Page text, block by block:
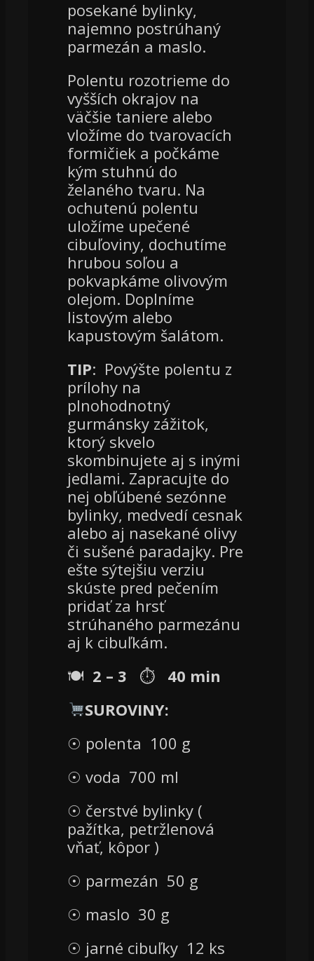
posekané bylinky,
najemno postrúhaný
parmezán a maslo.
Polentu rozotrieme do
vyšších okrajov na
väčšie taniere alebo
vložíme do tvarovacích
formičiek a počkáme
kým stuhnú do
želaného tvaru. Na
ochutenú polentu
uložíme upečené
cibuľoviny, dochutíme
hrubou soľou a
pokvapkáme olivovým
olejom. Doplníme
listovým alebo
kapustovým šalátom.
TIP: Povýšte polentu z
prílohy na
plnohodnotný
gurmánsky zážitok,
ktorý skvelo
skombinujete aj s inými
jedlami. Zapracujte do
nej obľúbené sezónne
bylinky, medvedí cesnak
alebo aj nasekané olivy
či sušené paradajky. Pre
ešte sýtejšiu verziu
skúste pred pečením
pridať za hrsť
strúhaného parmezánu
aj k cibuľkám.
🍽 2 – 3 ⏱ 40 min
SUROVINY:
☉ polenta 100 g
☉ voda 700 ml
☉ čerstvé bylinky (
pažítka, petržlenová
vňať, kôpor )
☉ parmezán 50 g
☉ maslo 30 g
☉ jarné cibuľky 12 ks